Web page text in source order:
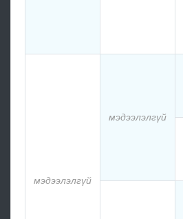
мэдээлэлгүй
мэдээлэлгүй